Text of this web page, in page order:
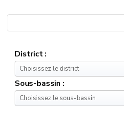
District :
Choisissez le district
Sous-bassin :
Choisissez le sous-bassin